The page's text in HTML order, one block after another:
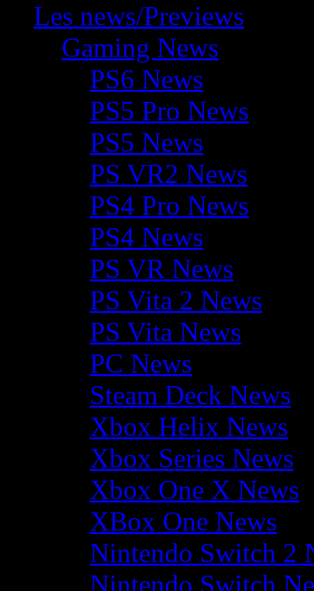
Les news/Previews
Gaming News
PS6 News
PS5 Pro News
PS5 News
PS VR2 News
PS4 Pro News
PS4 News
PS VR News
PS Vita 2 News
PS Vita News
PC News
Steam Deck News
Xbox Helix News
Xbox Series News
Xbox One X News
XBox One News
Nintendo Switch 2
Nintendo Switch